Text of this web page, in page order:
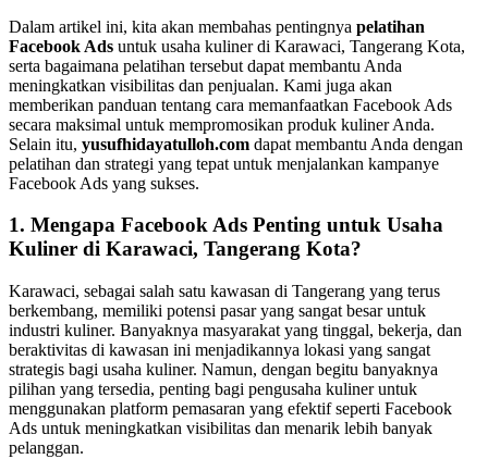
Dalam artikel ini, kita akan membahas pentingnya pelatihan
Facebook Ads untuk usaha kuliner di Karawaci, Tangerang Kota,
serta bagaimana pelatihan tersebut dapat membantu Anda
meningkatkan visibilitas dan penjualan. Kami juga akan
memberikan panduan tentang cara memanfaatkan Facebook Ads
secara maksimal untuk mempromosikan produk kuliner Anda.
Selain itu, yusufhidayatulloh.com dapat membantu Anda dengan
pelatihan dan strategi yang tepat untuk menjalankan kampanye
Facebook Ads yang sukses.
1. Mengapa Facebook Ads Penting untuk Usaha
Kuliner di Karawaci, Tangerang Kota?
Karawaci, sebagai salah satu kawasan di Tangerang yang terus
berkembang, memiliki potensi pasar yang sangat besar untuk
industri kuliner. Banyaknya masyarakat yang tinggal, bekerja, dan
beraktivitas di kawasan ini menjadikannya lokasi yang sangat
strategis bagi usaha kuliner. Namun, dengan begitu banyaknya
pilihan yang tersedia, penting bagi pengusaha kuliner untuk
menggunakan platform pemasaran yang efektif seperti Facebook
Ads untuk meningkatkan visibilitas dan menarik lebih banyak
pelanggan.